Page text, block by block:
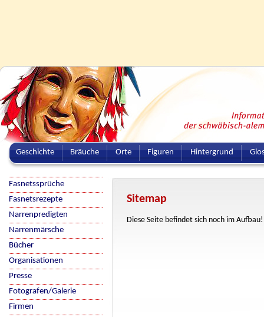
Geschichte Bräuche Orte Figuren Hintergrund
Sitemap
Diese Seite befindet sich noch im Aufbau!
Fasnetssprüche
Fasnetsrezepte
Narrenpredigten
Narrenmärsche
Bücher
Organisationen
Presse
Fotografen/Galerie
Firmen